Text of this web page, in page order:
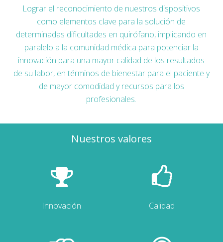
Lograr el reconocimiento de nuestros dispositivos
como elementos clave para la solución de
determinadas dificultades en quirófano, implicando en
paralelo a la comunidad médica para potenciar la
innovación para una mayor calidad de los resultados
de su labor, en términos de bienestar para el paciente y
de mayor comodidad y recursos para los
profesionales.
Nuestros valores
Innovación Calidad